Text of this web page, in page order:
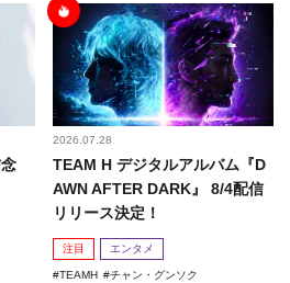
2026.07.28
TEAM H デジタルアルバム『D
AWN AFTER DARK』 8/4配信
リリース決定！
注目 エンタメ
TEAMH チャン・グンソク